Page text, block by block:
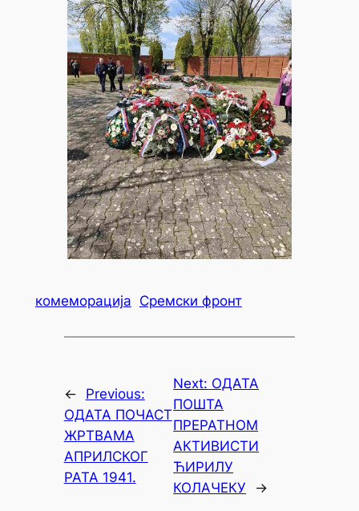
комеморација Сремски фронт
←
Previous:
ОДАТА ПОЧАСТ
ЖРТВАМА
АПРИЛСКОГ
РАТА 1941.
Next: ОДАТА
ПОШТА
ПРЕРАТНОМ
АКТИВИСТИ
ЋИРИЛУ
КОЛАЧЕКУ
→